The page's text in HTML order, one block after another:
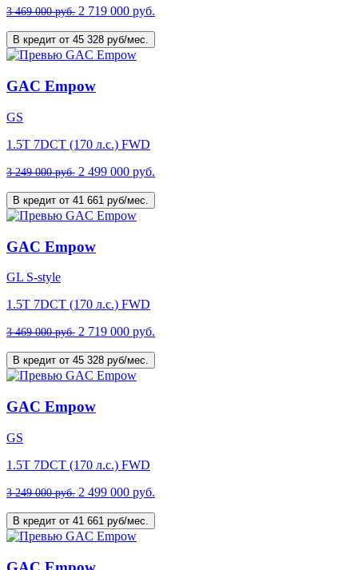
3 469 000 руб. 2 719 000 руб.
В кредит от 45 328 руб/мес.
GAC Empow
GS
1.5T 7DCT (170 л.с.) FWD
3 249 000 руб. 2 499 000 руб.
В кредит от 41 661 руб/мес.
GAC Empow
GL S-style
1.5T 7DCT (170 л.с.) FWD
3 469 000 руб. 2 719 000 руб.
В кредит от 45 328 руб/мес.
GAC Empow
GS
1.5T 7DCT (170 л.с.) FWD
3 249 000 руб. 2 499 000 руб.
В кредит от 41 661 руб/мес.